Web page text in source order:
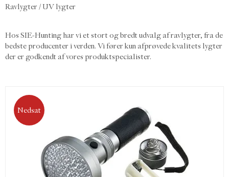
Ravlygter / UV lygter
Hos SIE-Hunting har vi et stort og bredt udvalg af ravlygter, fra de
bedste producenter i verden. Vi fører kun afprøvede kvalitets lygter
der er godkendt af vores produktspecialister.
Nedsat